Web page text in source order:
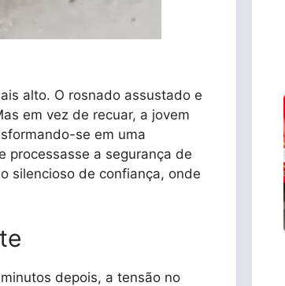
alto. O rosnado assustado e
em vez de recuar, a jovem
se em uma
processasse a segurança de
silencioso de confiança, onde
depois, a tensão no